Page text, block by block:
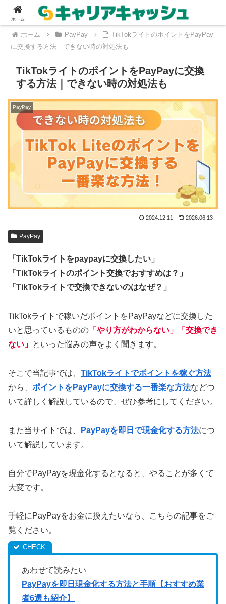
ホーム PayPay
TikTokライトのポイントをPayPay
に交換する方法｜できない時の対処法も
TikTokライトのポイントをPayPayに交換
する方法｜できない時の対処法も
PayPay
2024.12.11 2026.06.13
PayPay
「TikTokライトをpaypayに交換したい」
「TikTokライトのポイント交換でおすすめは？」
「TikTokライトで交換できないのはなぜ？」
TikTokライトで稼いだポイントをPayPayなどに交換した
いと思っているものの 「やり方がわからない」「交換でき
ない」 といった悩みの声をよく聞きます。
そこで当記事では、 TikTokライトでポイントを稼ぐ方法
から、 ポイントをPayPayに交換する一番楽な方法などつ
いて詳しく解説しているので、ぜひ参考にしてください。
また当サイトでは、 PayPayを即日で現金化する方法につ
いて解説しています。
自分でPayPayを現金化するとなると、やることが多くて
大変です。
手軽にPayPayをお金に換えたいなら、こちらの記事をご
覧ください。
あわせて読みたい
PayPayを即日現金化する方法と手順【おすすめ業
者6選も紹介】
ホーム